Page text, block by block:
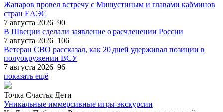
Жапаров провел встречу с Мишустиным и главами кабминов
стран ЕАЭС
7 августа 2026 90
В Швеции сделали заявление о расчленении России
7 августа 2026 106
Ветеран СВО рассказал, как 20 дней удерживал позиции в
полуокружении ВСУ
7 августа 2026 96
показать ещё
Точка Счастья Дети
Уникальные иммерсивные игры-экскурсии